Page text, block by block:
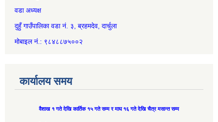
वडा अध्यक्ष
दुहुँ गाउँपालिका वडा नं. ३, ब्रहमदेव, दार्चुला
मोबाइल नं.: ९८४८८७५००२
कार्यालय समय
वैशाख १ गते देखि कार्तिक १५ गते सम्म र माघ १६ गते देखि चैत्र मसान्त सम्म